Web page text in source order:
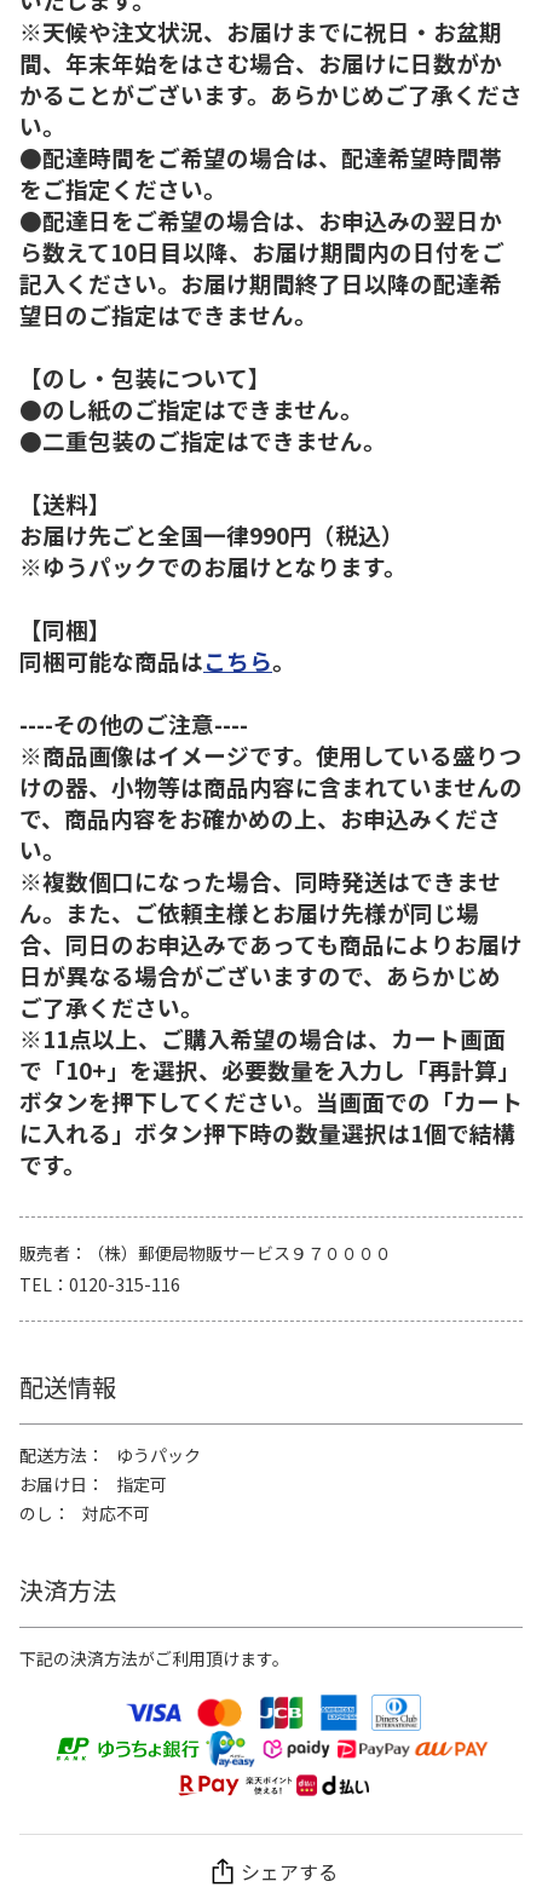
※天候や注文状況、お届けまでに祝日・お盆期
間、年末年始をはさむ場合、お届けに日数がか
かることがございます。あらかじめご了承くださ
い。
●配達時間をご希望の場合は、配達希望時間帯
をご指定ください。
●配達日をご希望の場合は、お申込みの翌日か
ら数えて10日目以降、お届け期間内の日付をご
記入ください。お届け期間終了日以降の配達希
望日のご指定はできません。
【のし・包装について】
●のし紙のご指定はできません。
●二重包装のご指定はできません。
【送料】
お届け先ごと全国一律990円（税込）
※ゆうパックでのお届けとなります。
【同梱】
同梱可能な商品はこちら。
----その他のご注意----
※商品画像はイメージです。使用している盛りつ
けの器、小物等は商品内容に含まれていませんの
で、商品内容をお確かめの上、お申込みくださ
い。
※複数個口になった場合、同時発送はできませ
ん。また、ご依頼主様とお届け先様が同じ場
合、同日のお申込みであっても商品によりお届け
日が異なる場合がございますので、あらかじめ
ご了承ください。
※11点以上、ご購入希望の場合は、カート画面
で「10+」を選択、必要数量を入力し「再計算」
ボタンを押下してください。当画面での「カート
に入れる」ボタン押下時の数量選択は1個で結構
です。
販売者
（株）郵便局物販サービス９７００００
TEL
0120-315-116
配送情報
配送方法
ゆうパック
お届け日
指定可
のし
対応不可
決済方法
下記の決済方法がご利用頂けます。
シェアする